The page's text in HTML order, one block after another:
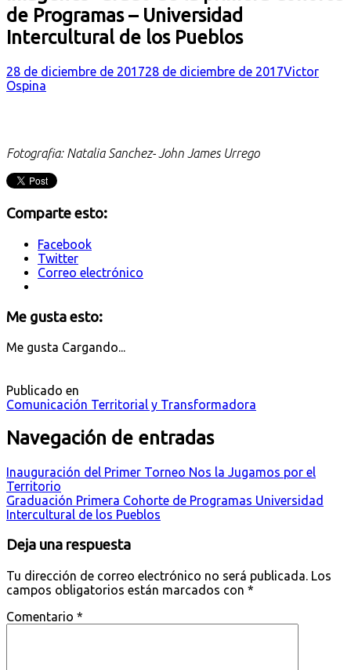
de Programas – Universidad
Intercultural de los Pueblos
28 de diciembre de 201728 de diciembre de 2017Victor
Ospina
Fotografia: Natalia Sanchez- John James Urrego
Comparte esto:
Facebook
Twitter
Correo electrónico
Me gusta esto:
Me gusta Cargando...
Publicado en
Comunicación Territorial y Transformadora
Navegación de entradas
Inauguración del Primer Torneo Nos la Jugamos por el
Territorio
Graduación Primera Cohorte de Programas Universidad
Intercultural de los Pueblos
Deja una respuesta
Tu dirección de correo electrónico no será publicada. Los
campos obligatorios están marcados con *
Comentario *